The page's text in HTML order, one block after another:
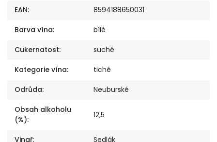
EAN: 8594188650031
Barva vína: bílé
Cukernatost: suché
Kategorie vína: tiché
Odrůda: Neuburské
Obsah alkoholu
(%): 12,5
Vinař: Sedlák